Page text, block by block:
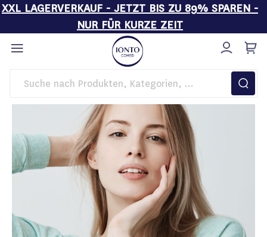
XXL LAGERVERKAUF - JETZT BIS ZU 89% SPAREN -
NUR FÜR KURZE ZEIT
Direkt
zum
Inhalt
Startseite Wichtige Informationen zur Strahlenschutzverordnung (NiSV)